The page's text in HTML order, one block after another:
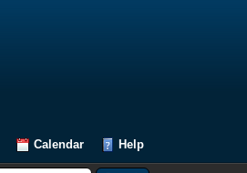
Calendar Help